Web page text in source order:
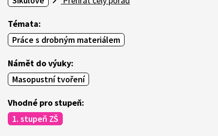
Témata:
Práce s drobným materiálem
Námět do výuky:
Masopustní tvoření
Vhodné pro stupeň:
1. stupeň ZŠ